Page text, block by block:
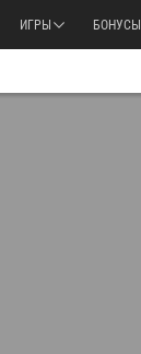
ИГРЫ БОНУСЫ